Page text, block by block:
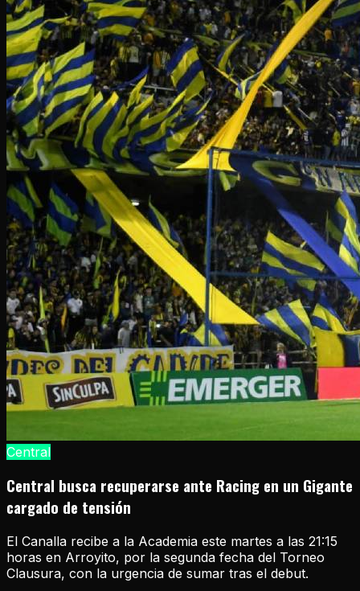
Central
Central busca recuperarse ante Racing en un Gigante
cargado de tensión
El Canalla recibe a la Academia este martes a las 21:15
horas en Arroyito, por la segunda fecha del Torneo
Clausura, con la urgencia de sumar tras el debut.